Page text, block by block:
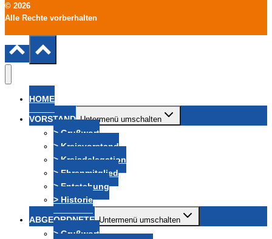
© 2026
Alle Rechte vorberhalten
HOME
VORSTAND Untermenü umschalten
> Grußwort
> Kreisvorstand
> Kreisdelegation
> Ehrenmitglied
> Entstehung
> Historie
ABGEORDNETE Untermenü umschalten
> Grußwort